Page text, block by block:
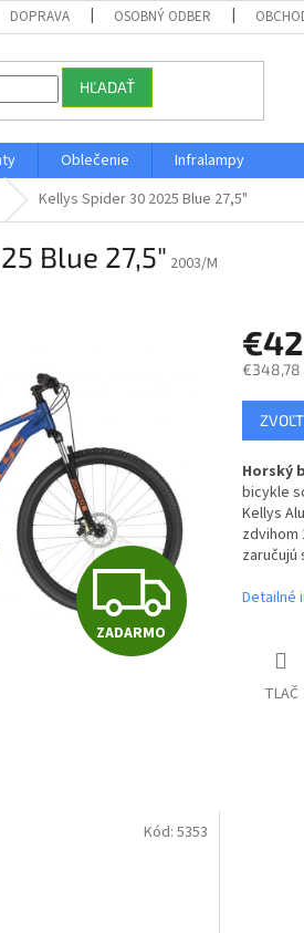
DOPRAVA OSOBNÝ ODBER
HĽADAŤ
Oblečenie
Infralampy
Kellys Spider 30 2025 Blue 27,5"
Blue 27,5" 2003/M
Z
A
A
ZADARMO
€348,78
cena:
Horský
bicykle
Kellys
zdvihom
Detailné
TLAČ
Kód: 5353